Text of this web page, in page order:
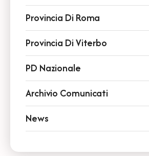
Provincia Di Roma
Provincia Di Viterbo
PD Nazionale
Archivio Comunicati
News